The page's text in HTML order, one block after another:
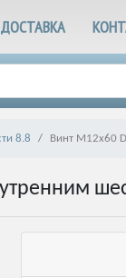
8.8 Винт М12х60